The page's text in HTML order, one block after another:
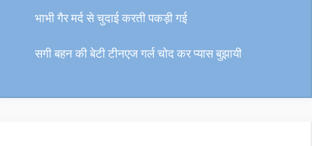
भाभी गैर मर्द से चुदाई करती पकड़ी गई
सगी बहन की बेटी टीनएज गर्ल चोद कर प्यास बुझायी